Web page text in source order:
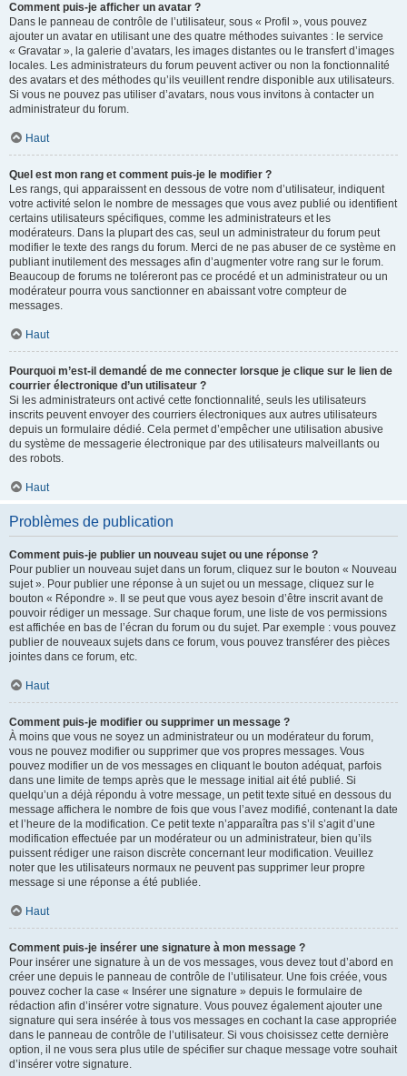
Comment puis-je afficher un avatar ?
Dans le panneau de contrôle de l’utilisateur, sous « Profil », vous pouvez
ajouter un avatar en utilisant une des quatre méthodes suivantes : le service
« Gravatar », la galerie d’avatars, les images distantes ou le transfert d’images
locales. Les administrateurs du forum peuvent activer ou non la fonctionnalité
des avatars et des méthodes qu’ils veuillent rendre disponible aux utilisateurs.
Si vous ne pouvez pas utiliser d’avatars, nous vous invitons à contacter un
administrateur du forum.
Haut
Quel est mon rang et comment puis-je le modifier ?
Les rangs, qui apparaissent en dessous de votre nom d’utilisateur, indiquent
votre activité selon le nombre de messages que vous avez publié ou identifient
certains utilisateurs spécifiques, comme les administrateurs et les
modérateurs. Dans la plupart des cas, seul un administrateur du forum peut
modifier le texte des rangs du forum. Merci de ne pas abuser de ce système en
publiant inutilement des messages afin d’augmenter votre rang sur le forum.
Beaucoup de forums ne toléreront pas ce procédé et un administrateur ou un
modérateur pourra vous sanctionner en abaissant votre compteur de
messages.
Haut
Pourquoi m’est-il demandé de me connecter lorsque je clique sur le lien de
courrier électronique d’un utilisateur ?
Si les administrateurs ont activé cette fonctionnalité, seuls les utilisateurs
inscrits peuvent envoyer des courriers électroniques aux autres utilisateurs
depuis un formulaire dédié. Cela permet d’empêcher une utilisation abusive
du système de messagerie électronique par des utilisateurs malveillants ou
des robots.
Haut
Problèmes de publication
Comment puis-je publier un nouveau sujet ou une réponse ?
Pour publier un nouveau sujet dans un forum, cliquez sur le bouton « Nouveau
sujet ». Pour publier une réponse à un sujet ou un message, cliquez sur le
bouton « Répondre ». Il se peut que vous ayez besoin d’être inscrit avant de
pouvoir rédiger un message. Sur chaque forum, une liste de vos permissions
est affichée en bas de l’écran du forum ou du sujet. Par exemple : vous pouvez
publier de nouveaux sujets dans ce forum, vous pouvez transférer des pièces
jointes dans ce forum, etc.
Haut
Comment puis-je modifier ou supprimer un message ?
À moins que vous ne soyez un administrateur ou un modérateur du forum,
vous ne pouvez modifier ou supprimer que vos propres messages. Vous
pouvez modifier un de vos messages en cliquant le bouton adéquat, parfois
dans une limite de temps après que le message initial ait été publié. Si
quelqu’un a déjà répondu à votre message, un petit texte situé en dessous du
message affichera le nombre de fois que vous l’avez modifié, contenant la date
et l’heure de la modification. Ce petit texte n’apparaîtra pas s’il s’agit d’une
modification effectuée par un modérateur ou un administrateur, bien qu’ils
puissent rédiger une raison discrète concernant leur modification. Veuillez
noter que les utilisateurs normaux ne peuvent pas supprimer leur propre
message si une réponse a été publiée.
Haut
Comment puis-je insérer une signature à mon message ?
Pour insérer une signature à un de vos messages, vous devez tout d’abord en
créer une depuis le panneau de contrôle de l’utilisateur. Une fois créée, vous
pouvez cocher la case « Insérer une signature » depuis le formulaire de
rédaction afin d’insérer votre signature. Vous pouvez également ajouter une
signature qui sera insérée à tous vos messages en cochant la case appropriée
dans le panneau de contrôle de l’utilisateur. Si vous choisissez cette dernière
option, il ne vous sera plus utile de spécifier sur chaque message votre souhait
d’insérer votre signature.